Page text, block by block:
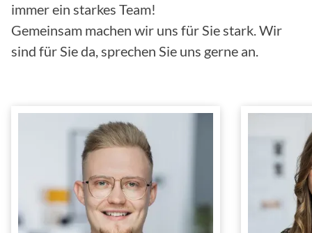
immer ein starkes Team!
Gemeinsam machen wir uns für Sie stark. Wir
sind für Sie da, sprechen Sie uns gerne an.
Vasco-Liam Lück
Kaufmann für
Versicherungen und
Finanzen
In der